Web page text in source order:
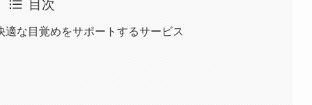
目次
な目覚めをサポートするサービス